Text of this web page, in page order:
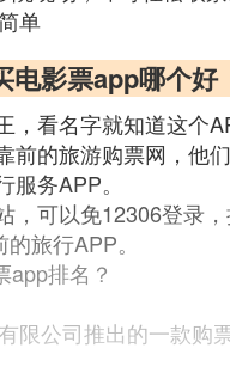
单
电影票app哪个好
看名字就知道这个
的旅游购票网，他
务APP。
可以免12306登录
旅行APP。
app排名？
限公司推出的一款购